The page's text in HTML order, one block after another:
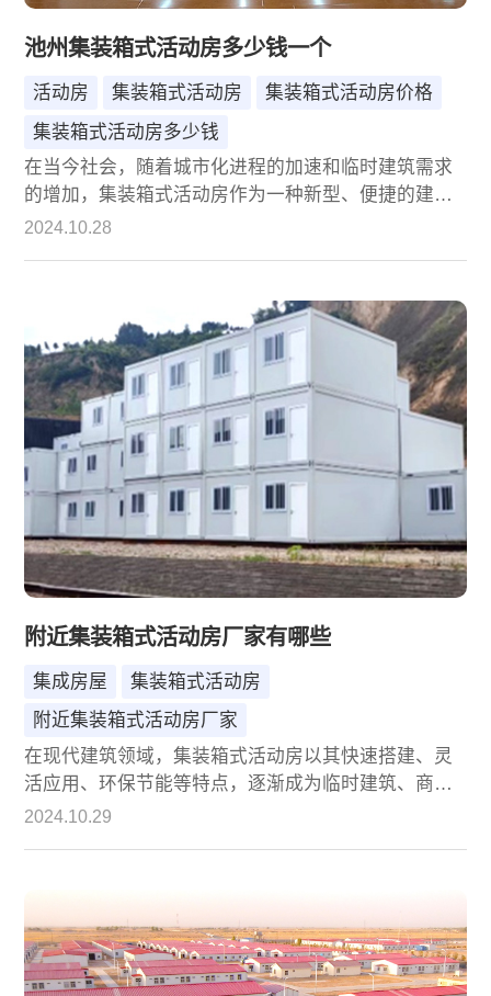
池州集装箱式活动房多少钱一个
活动房 集装箱式活动房
集装箱式活动房价格
集装箱式活动房多少钱
在当今社会，随着城市化进程的加速和临时建筑需求
的增加，集装箱式活动房作为一种新型、便捷的建筑
形式，正逐渐受到越来越多人的青睐。池州，作为安
择，消费者往往会对价格产生疑问：池州集装箱式活
动房到底多少钱一个？本文将围绕这一主题，深入探
讨池州集装箱式活动房的价格构成、影响因素以及购
买建议，旨在为消费者提供全面而实用的信息。
2024.10.28
附近集装箱式活动房厂家有哪些
集成房屋
集装箱式活动房
附近集装箱式活动房厂家
在现代建筑领域，集装箱式活动房以其快速搭建、灵
活应用、环保节能等特点，逐渐成为临时建筑、商业
展示、旅游地产、住宅建设等领域的热门选择。随着
具有显著影响力的厂家——诚栋国际集成房屋（北
京）有限公司（以下简称“诚栋国际”），并探讨其为何
能成为众多客户的优选合作伙伴。
2024.10.29